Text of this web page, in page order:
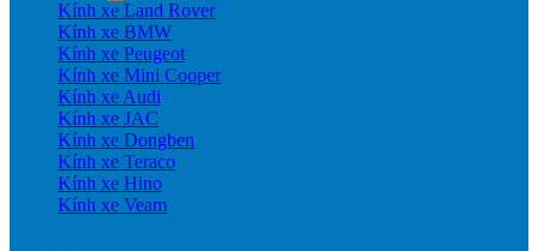
Kính xe Land Rover
Kính xe BMW
Kính xe Peugeot
Kính xe Mini Cooper
Kính xe Audi
Kính xe JAC
Kính xe Dongben
Kính xe Teraco
Kính xe Hino
Kính xe Veam